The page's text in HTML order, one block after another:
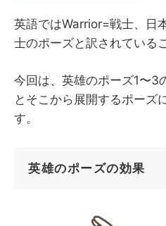
英語ではWarrior=戦士、日
士のポーズと訳されている
今回は、英雄のポーズ1〜3
とそこから展開するポーズ
す。
英雄のポーズの効果